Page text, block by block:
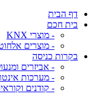
דף הבית
בית חכם
- מוצרי KNX
- מוצרים
בקרות כניסה
- אביזרים
- מערכות
- קודנים